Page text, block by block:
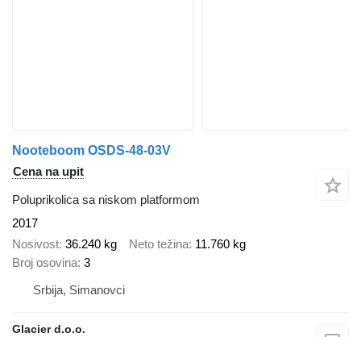
Nooteboom OSDS-48-03V
Cena na upit
Poluprikolica sa niskom platformom
2017
Nosivost 36.240 kg Neto težina 11.760 kg
Broj osovina 3
Srbija, Simanovci
Glacier d.o.o.